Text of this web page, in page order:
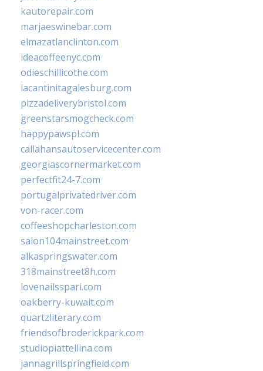
kautorepair.com
marjaeswinebar.com
elmazatlanclinton.com
ideacoffeenyc.com
odieschillicothe.com
lacantinitagalesburg.com
pizzadeliverybristol.com
greenstarsmogcheck.com
happypawspl.com
callahansautoservicecenter.com
georgiascornermarket.com
perfectfit24-7.com
portugalprivatedriver.com
von-racer.com
coffeeshopcharleston.com
salon104mainstreet.com
alkaspringswater.com
318mainstreet8h.com
lovenailsspari.com
oakberry-kuwait.com
quartzliterary.com
friendsofbroderickpark.com
studiopiattellina.com
jannagrillspringfield.com